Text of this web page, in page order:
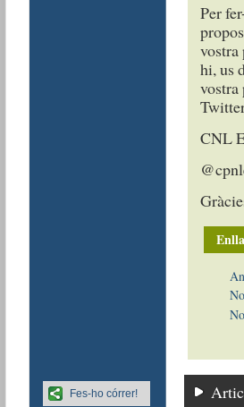
Per
vostra
hi, us
vostra
CNL
Fes-ho córrer!